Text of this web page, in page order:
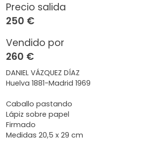
Precio salida
250 €
Vendido por
260 €
DANIEL VÁZQUEZ DÍAZ
Huelva 1881-Madrid 1969
Caballo pastando
Lápiz sobre papel
Firmado
Medidas 20,5 x 29 cm